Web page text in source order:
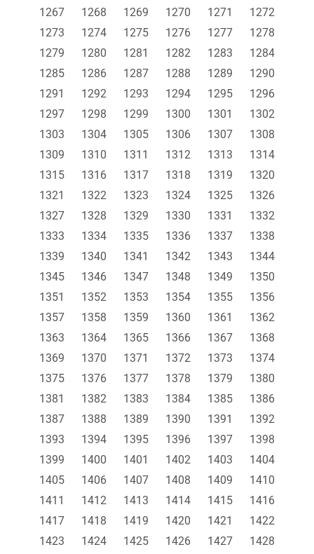
1267
1268 1269 1270 1271
1272
1273
1274 1275 1276 1277
1278
1279
1280 1281 1282 1283
1284
1285
1286 1287 1288 1289
1290
1291
1292 1293 1294 1295
1296
1297
1298 1299 1300 1301
1302
1303
1304 1305 1306 1307
1308
1309
1310 1311 1312 1313
1314
1315
1316 1317 1318 1319
1320
1321
1322 1323 1324 1325
1326
1327
1328 1329 1330 1331
1332
1333
1334 1335 1336 1337
1338
1339
1340 1341 1342 1343
1344
1345
1346 1347 1348 1349
1350
1351
1352 1353 1354 1355
1356
1357
1358 1359 1360 1361
1362
1363
1364 1365 1366 1367
1368
1369
1370 1371 1372 1373
1374
1375
1376 1377 1378 1379
1380
1381
1382 1383 1384 1385
1386
1387
1388 1389 1390 1391
1392
1393
1394 1395 1396 1397
1398
1399
1400 1401 1402 1403
1404
1405
1406 1407 1408 1409
1410
1411
1412 1413 1414 1415
1416
1417
1418 1419 1420 1421
1422
1423
1424 1425 1426 1427
1428